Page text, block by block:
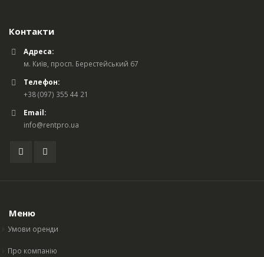
Контакти
Адреса:
м. Київ, просп. Берестейський 67
Телефон:
+38 (097) 355 44 21
Email:
info@rentpro.ua
Меню
Умови оренди
Про компанію